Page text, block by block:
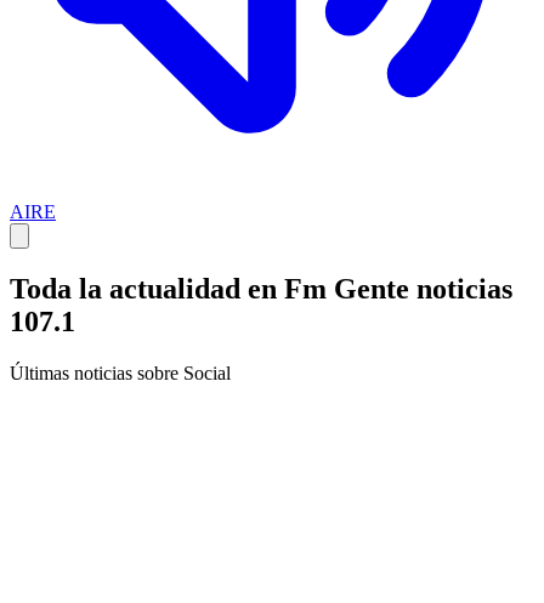
AIRE
Toda la actualidad en Fm Gente noticias
107.1
Últimas noticias sobre Social